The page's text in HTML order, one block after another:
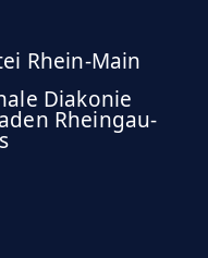
Rhein-Main
Diakonie
Rheingau-